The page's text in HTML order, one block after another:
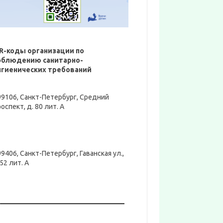
коды организации по
санитарно-
требований
Санкт-Петербург, Средний
д. 80 лит. А
Санкт-Петербург, Гаванская ул.,
лит. А